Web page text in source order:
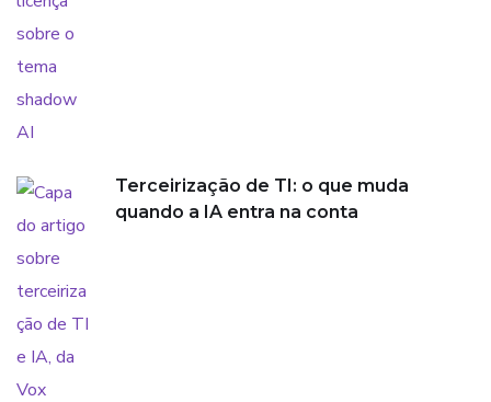
Terceirização de TI: o que muda
quando a IA entra na conta